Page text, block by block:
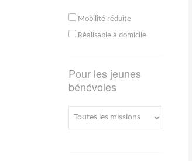
Mobilité réduite
Réalisable à domicile
Pour les jeunes
bénévoles